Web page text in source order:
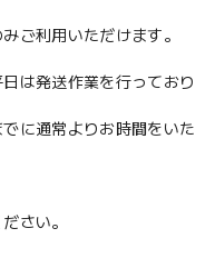
ご利用いただけます。
は発送作業を行っており
に通常よりお時間をいた
さい。